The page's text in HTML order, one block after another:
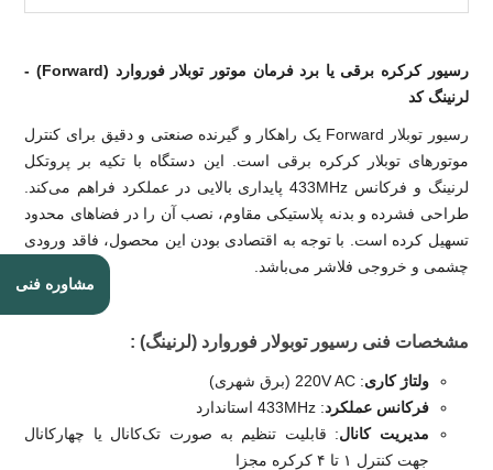
مشاوره فنی
رسیور کرکره برقی یا برد فرمان موتور توبلار فوروارد (Forward) -
لرنینگ کد
رسیور توبلار Forward یک راهکار و گیرنده صنعتی و دقیق برای کنترل
موتورهای توبلار کرکره برقی است. این دستگاه با تکیه بر پروتکل
لرنینگ و فرکانس 433MHz پایداری بالایی در عملکرد فراهم می‌کند.
طراحی فشرده و بدنه پلاستیکی مقاوم، نصب آن را در فضاهای محدود
تسهیل کرده است. با توجه به اقتصادی بودن این محصول، فاقد ورودی
چشمی و خروجی فلاشر می‌باشد.
مشخصات فنی رسیور توبولار فوروارد (لرنینگ) :
ولتاژ کاری: 220V AC (برق شهری)
فرکانس عملکرد: 433MHz استاندارد
مدیریت کانال: قابلیت تنظیم به صورت تک‌کانال یا چهارکانال
جهت کنترل ۱ تا ۴ کرکره مجزا